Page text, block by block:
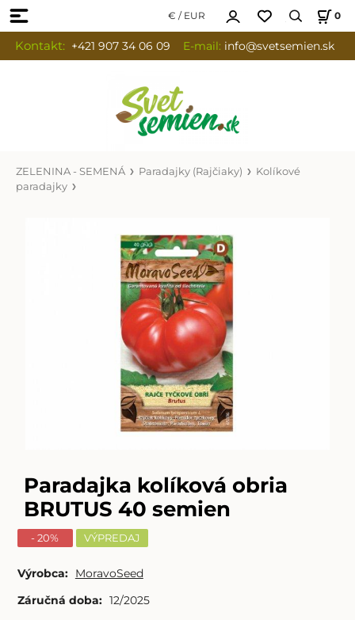
€ / EUR 0
Kontakt:+421 907 34 06 09 E-mail: info@svetsemien.sk
ZELENINA - SEMENÁ Paradajky (Rajčiaky)
Kolíkové
paradajky
Paradajka kolíková obria
BRUTUS 40 semien
- 20% VÝPREDAJ
Výrobca: MoravoSeed
Záručná doba: 12/2025